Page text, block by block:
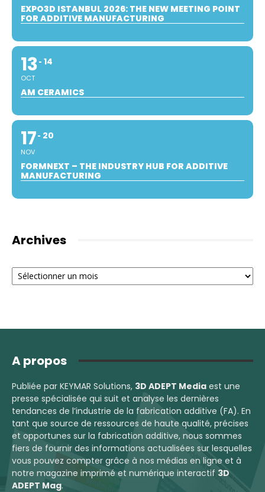
EXPO3D ISTANBUL 2026: THE NEW MEETING POINT
FOR ADDITIVE MANUFACTURING
13
OCT
14
AM CERAMICS
17
NOV
20
FORMNEXT – THE INDUSTRY HUB FOR ADDITIVE
MANUFACTURING
Archives
Archives
A propos
Publiée par KEYMAR Solutions, 3D ADEPT Media est une
presse spécialisée qui suit et analyse les dernières
tendances de l’industrie de la fabrication additive (FA). En
tant que source de ressources de haute qualité, précises
et opportunes sur la fabrication additive, nous sommes
fiers de fournir des informations actualisées sur lesquelles
vous pouvez compter grâce à nos médias en ligne et à
notre magazine imprimé et numérique interactif 3D
ADEPT Mag.